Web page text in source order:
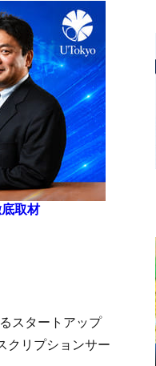
取材
スタートアップ
クリプションサー